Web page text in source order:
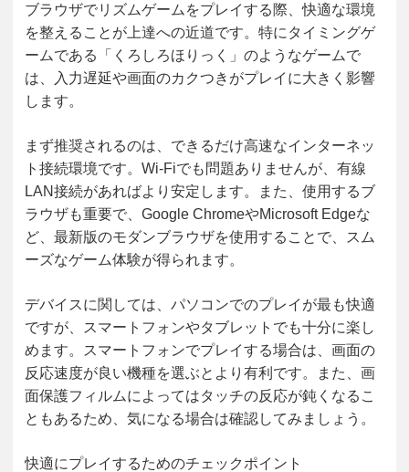
ブラウザでリズムゲームをプレイする際、快適な環境
を整えることが上達への近道です。特にタイミングゲ
ームである「くろしろほりっく」のようなゲームで
は、入力遅延や画面のカクつきがプレイに大きく影響
します。
まず推奨されるのは、できるだけ高速なインターネッ
ト接続環境です。Wi-Fiでも問題ありませんが、有線
LAN接続があればより安定します。また、使用するブ
ラウザも重要で、Google ChromeやMicrosoft Edgeな
ど、最新版のモダンブラウザを使用することで、スム
ーズなゲーム体験が得られます。
デバイスに関しては、パソコンでのプレイが最も快適
ですが、スマートフォンやタブレットでも十分に楽し
めます。スマートフォンでプレイする場合は、画面の
反応速度が良い機種を選ぶとより有利です。また、画
面保護フィルムによってはタッチの反応が鈍くなるこ
ともあるため、気になる場合は確認してみましょう。
快適にプレイするためのチェックポイント